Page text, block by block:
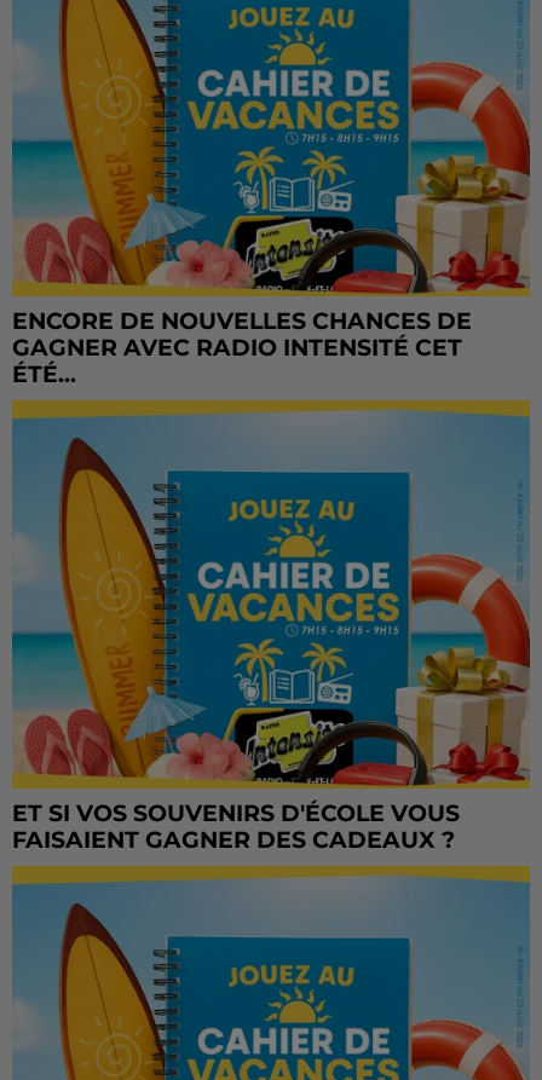
ENCORE DE NOUVELLES CHANCES DE
GAGNER AVEC RADIO INTENSITÉ CET
ÉTÉ...
ET SI VOS SOUVENIRS D'ÉCOLE VOUS
FAISAIENT GAGNER DES CADEAUX ?